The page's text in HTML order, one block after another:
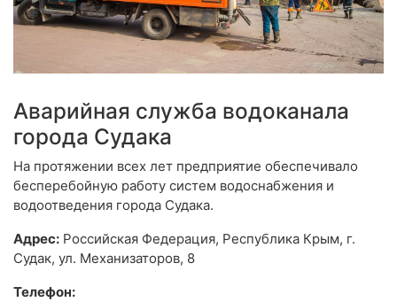
Аварийная служба водоканала
города Судака
На протяжении всех лет предприятие обеспечивало
бесперебойную работу систем водоснабжения и
водоотведения города Судака.
Адрес: Российская Федерация, Республика Крым, г.
Судак, ул. Механизаторов, 8
Телефон: